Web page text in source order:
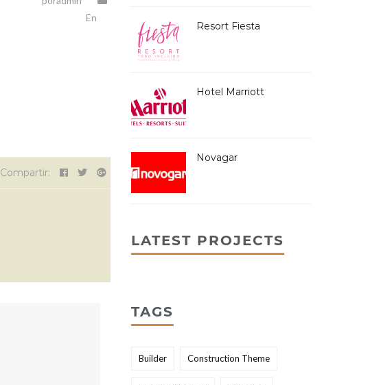
En
Compartir:
Resort Fiesta
Hotel Marriott
Novagar
LATEST PROJECTS
TAGS
Builder Construction Theme